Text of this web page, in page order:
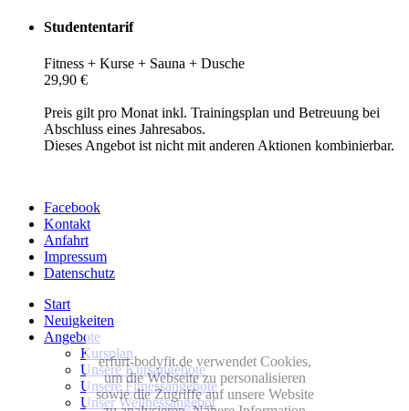
Studententarif
Fitness + Kurse + Sauna + Dusche
29,90 €
Preis gilt pro Monat inkl. Trainingsplan und Betreuung bei
Abschluss eines Jahresabos.
Dieses Angebot ist nicht mit anderen Aktionen kombinierbar.
Facebook
Kontakt
Anfahrt
Impressum
Datenschutz
Start
Neuigkeiten
Angebote
Kursplan
Unsere Kursangebote
Unsere Fitnessangebote
Unser Wellnessangebot
erfurt-bodyfit.de verwendet Cookies,
um die Webseite zu personalisieren
sowie die Zugriffe auf unsere Website